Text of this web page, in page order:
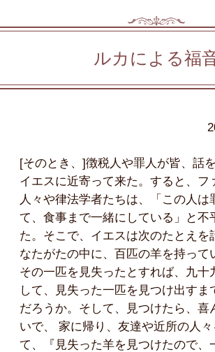
ルカによる福
[そのとき、]徴税人や罪人が皆、話
イエスに近寄って来た。すると、フ
人々や律法学者たちは、「この人は
て、食事まで一緒にしている」と不
た。そこで、イエスは次のたとえを
なたがたの中に、百匹の羊を持って
その一匹を見失ったとすれば、九十
して、見失った一匹を見つけ出すま
だろうか。そして、見つけたら、喜
いで、 家に帰り、友達や近所の人
て、『見失った羊を見つけたので、